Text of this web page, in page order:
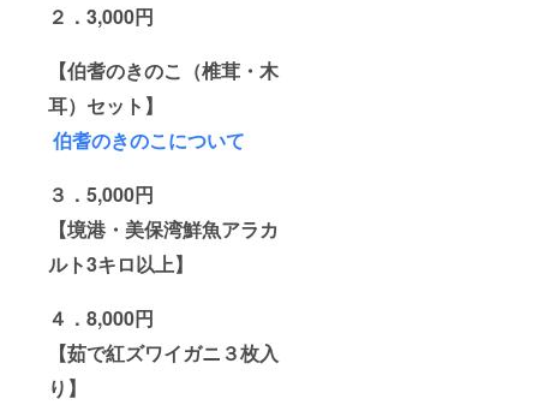
２．3,000円
【伯耆のきのこ（椎茸・木
耳）セット】
伯耆のきのこについて
３．5,000円
【境港・美保湾鮮魚アラカ
ルト3キロ以上】
４．8,000円
【茹で紅ズワイガニ３枚入
り】